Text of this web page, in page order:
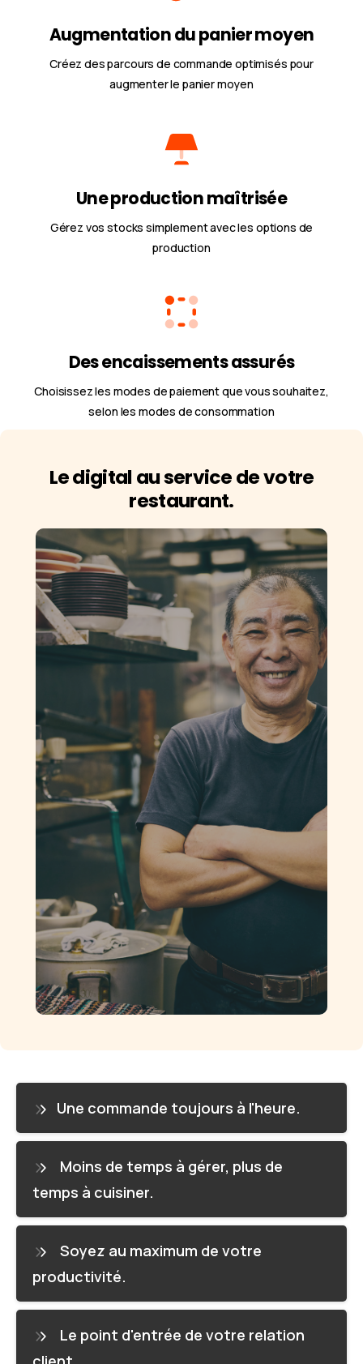
Augmentation du panier moyen
Créez des parcours de commande optimisés pour
augmenter le panier moyen
Une production maîtrisée
Gérez vos stocks simplement avec les options de
production
Des encaissements assurés
Choisissez les modes de paiement que vous souhaitez,
selon les modes de consommation
Le digital au service de votre
restaurant.
Une commande toujours à l'heure.
Moins de temps à gérer, plus de
temps à cuisiner.
Soyez au maximum de votre
productivité.
Le point d'entrée de votre relation